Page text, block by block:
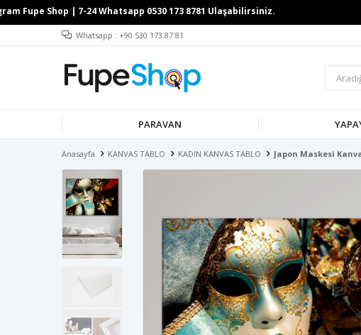
Whatsapp : +90 530 173 87 81
PARAVAN
Anasayfa KANVAS TABLO KADIN KANVAS TABLO Japon Maskesi